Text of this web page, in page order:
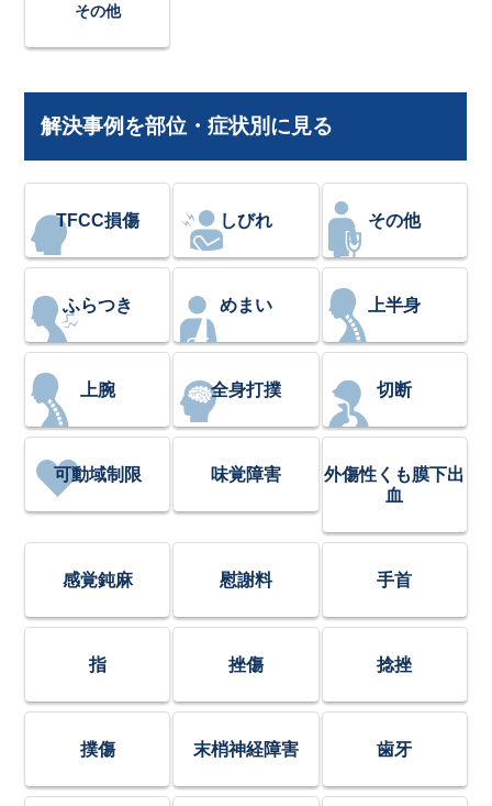
その他
解決事例を部位・症状別に見る
TFCC損傷 しびれ その他
ふらつき めまい 上半身
上腕 全身打撲 切断
可動域制限 味覚障害
外傷性くも膜下出
血
感覚鈍麻 慰謝料 手首
指 挫傷 捻挫
撲傷 末梢神経障害 歯牙